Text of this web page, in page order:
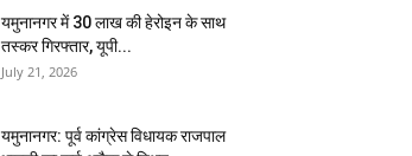
यमुनानगर में 30 लाख की हेरोइन के साथ
तस्कर गिरफ्तार, यूपी...
July 21, 2026
यमुनानगर: पूर्व कांग्रेस विधायक राजपाल